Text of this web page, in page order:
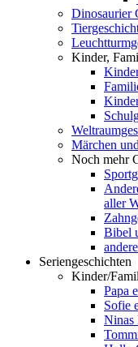
Dinosaurier
Kinder,
Märchen
Noch mehr
aller
Bibel
Seriengeschichten
Kinder/
Papa
Sofie
Ninas